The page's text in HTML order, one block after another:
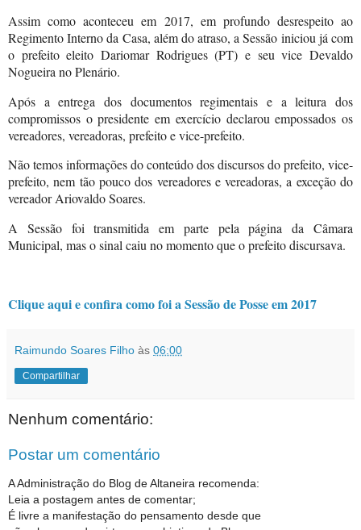
Assim como aconteceu em 2017, em profundo desrespeito ao
Regimento Interno da Casa, além do atraso, a Sessão iniciou já com
o prefeito eleito Dariomar Rodrigues (PT) e seu vice Devaldo
Nogueira no Plenário.
Após a entrega dos documentos regimentais e a leitura dos
compromissos o presidente em exercício declarou empossados os
vereadores, vereadoras, prefeito e vice-prefeito.
Não temos informações do conteúdo dos discursos do prefeito, vice-
prefeito, nem tão pouco dos vereadores e vereadoras, a exceção do
vereador Ariovaldo Soares.
A Sessão foi transmitida em parte pela página da Câmara
Municipal, mas o sinal caiu no momento que o prefeito discursava.
Clique aqui e confira como foi a Sessão de Posse em 2017
Raimundo Soares Filho às 06:00
Compartilhar
Nenhum comentário:
Postar um comentário
A Administração do Blog de Altaneira recomenda:
Leia a postagem antes de comentar;
É livre a manifestação do pensamento desde que